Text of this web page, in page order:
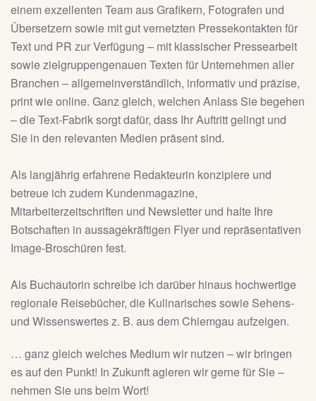
einem exzellenten Team aus Grafikern, Fotografen und
Übersetzern sowie mit gut vernetzten Pressekontakten für
Text und PR zur Verfügung – mit klassischer Pressearbeit
sowie zielgruppengenauen Texten für Unternehmen aller
Branchen – allgemeinverständlich, informativ und präzise,
print wie online. Ganz gleich, welchen Anlass Sie begehen
– die Text-Fabrik sorgt dafür, dass Ihr Auftritt gelingt und
Sie in den relevanten Medien präsent sind.
Als langjährig erfahrene Redakteurin konzipiere und
betreue ich zudem Kundenmagazine,
Mitarbeiterzeitschriften und Newsletter und halte Ihre
Botschaften in aussagekräftigen Flyer und repräsentativen
Image-Broschüren fest.
Als Buchautorin schreibe ich darüber hinaus hochwertige
regionale Reisebücher, die Kulinarisches sowie Sehens-
und Wissenswertes z. B. aus dem Chiemgau aufzeigen.
… ganz gleich welches Medium wir nutzen – wir bringen
es auf den Punkt! In Zukunft agieren wir gerne für Sie –
nehmen Sie uns beim Wort!